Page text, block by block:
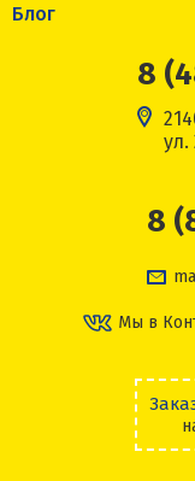
Блог
8
ул.
8
Мы в